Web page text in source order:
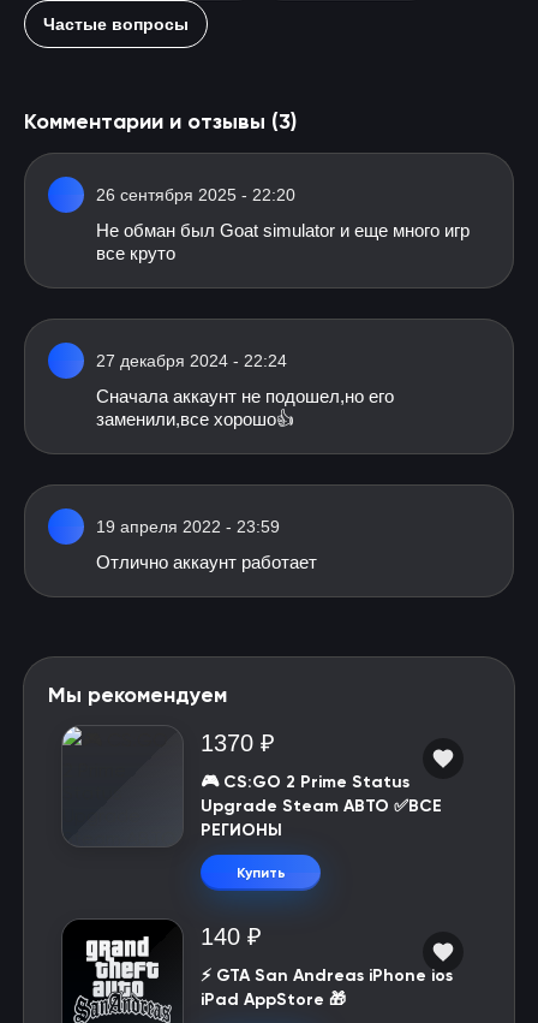
Частые вопросы
Комментарии и отзывы (3)
26 сентября 2025 - 22:20
Не обман был Goat simulator и еще много игр
все круто
27 декабря 2024 - 22:24
Сначала аккаунт не подошел,но его
заменили,все хорошо👍
19 апреля 2022 - 23:59
Отлично аккаунт работает
Мы рекомендуем
1370 ₽
🎮 CS:GO 2 Prime Status
Upgrade Steam АВТО ✅ВСЕ
РЕГИОНЫ
Купить
140 ₽
⚡️ GTA San Andreas iPhone ios
iPad AppStore 🎁